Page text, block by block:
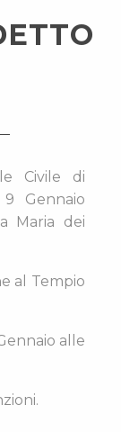
Civile di
Gennaio
Maria dei
al Tempio
alle